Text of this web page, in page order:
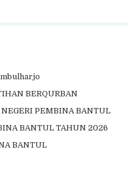
BERQURBAN
PEMBINA BANTUL
BANTUL TAHUN 2026
BANTUL